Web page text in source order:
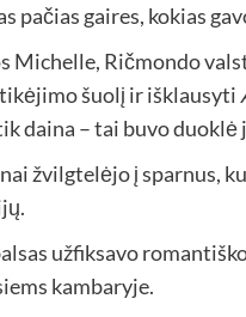
pačias gaires, kokias
Michelle, Ričmondo
šuolį ir išklausyti
daina – tai buvo
žvilgtelėjo į sparnus,
užfiksavo
kambaryje.